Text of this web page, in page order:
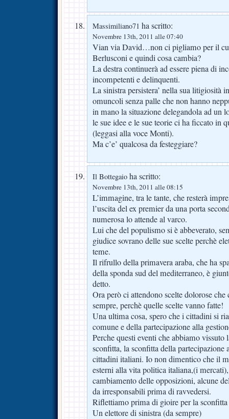
Massimiliano71 ha scritto:
Novembre 13th, 2011 alle 07:40
Vian via David…non ci pigliamo per il
Berlusconi e quindi cosa cambia?
La destra continuerà ad essere piena di
incompetenti e delinquenti.
La sinistra persistera’ nella sua litigiosità
omuncoli senza palle che non hanno
in mano la situazione delegandola ad un
le sue idee e le sue teorie ci ha ficcato in
(leggasi alla voce Monti).
Ma c’e’ qualcosa da festeggiare?
Il Bottegaio ha scritto:
Novembre 13th, 2011 alle 08:15
L’immagine, tra le tante, che resterà
l’uscita del ex premier da una porta
numerosa lo attende al varco.
Lui che del populismo si è abbeverato,
giudice sovrano delle sue scelte perchè
teme.
Il rifrullo della primavera araba, che ha
della sponda sud del mediterraneo, è
detto.
Ora però ci attendono scelte dolorose
sempre, perchè quelle scelte vanno fatte!
Una ultima cosa, spero che i cittadini si
comune e della partecipazione alla
Perche questi eventi che abbiamo vissuto
sconfitta, la sconfitta della
cittadini italiani. Io non dimentico che il
esterni alla vita politica italiana,(i
cambiamento delle opposizioni, alcune
da irresponsabili prima di ravvedersi.
Riflettiamo prima di gioire per la
Un elettore di sinistra (da sempre)